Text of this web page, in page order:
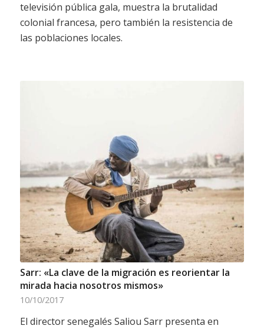
televisión pública gala, muestra la brutalidad
colonial francesa, pero también la resistencia de
las poblaciones locales.
Sarr: «La clave de la migración es reorientar la
mirada hacia nosotros mismos»
10/10/2017
El director senegalés Saliou Sarr presenta en